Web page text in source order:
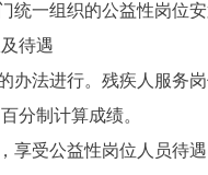
统一组织的公益性岗位
待遇
办法进行。残疾人服务
分制计算成绩。
享受公益性岗位人员待